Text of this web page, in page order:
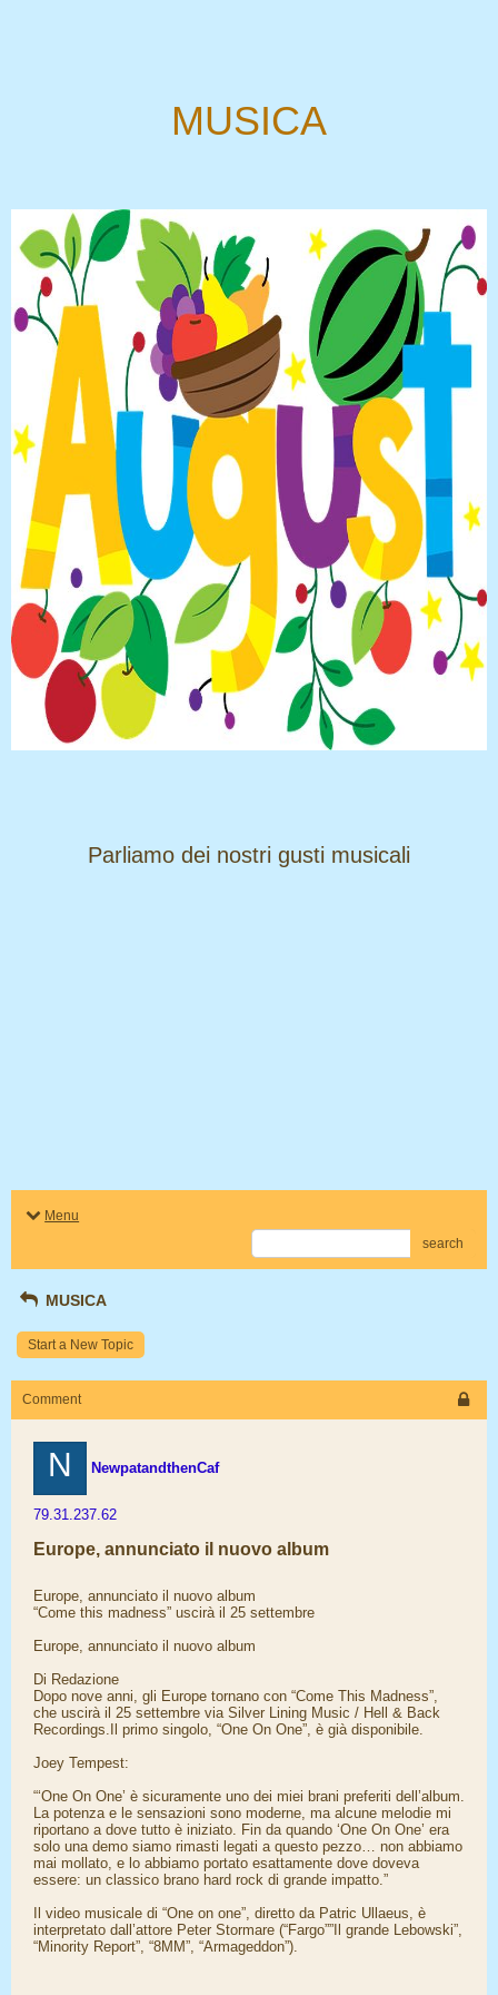
MUSICA
​​​​​​​Parliamo dei nostri gusti musicali
Menu
search
MUSICA
Start a New Topic
Comment
N NewpatandthenCaf
79.31.237.62
Europe, annunciato il nuovo album
Europe, annunciato il nuovo album
“Come this madness” uscirà il 25 settembre
Europe, annunciato il nuovo album
Di Redazione
Dopo nove anni, gli Europe tornano con “Come This Madness”,
che uscirà il 25 settembre via Silver Lining Music / Hell & Back
Recordings.Il primo singolo, “One On One”, è già disponibile.
Joey Tempest:
“‘One On One’ è sicuramente uno dei miei brani preferiti dell’album.
La potenza e le sensazioni sono moderne, ma alcune melodie mi
riportano a dove tutto è iniziato. Fin da quando ‘One On One’ era
solo una demo siamo rimasti legati a questo pezzo… non abbiamo
mai mollato, e lo abbiamo portato esattamente dove doveva
essere: un classico brano hard rock di grande impatto.”
Il video musicale di “One on one”, diretto da Patric Ullaeus, è
interpretato dall’attore Peter Stormare (“Fargo””Il grande Lebowski”,
“Minority Report”, “8MM”, “Armageddon”).